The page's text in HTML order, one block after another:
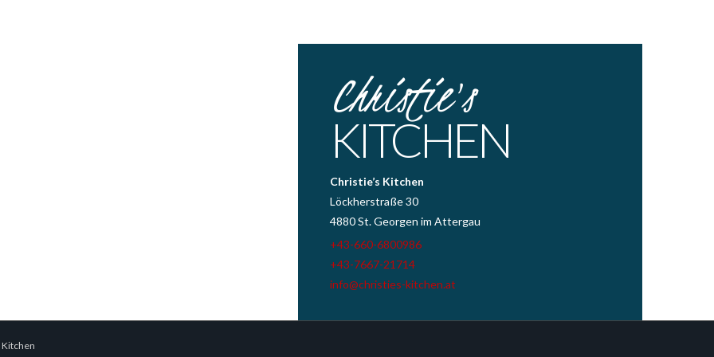
Christie's
KITCHEN
Christie’s Kitchen
Löckherstraße 30
4880 St. Georgen im Attergau
+43-660-6800986
+43-7667-21714
info@christies-kitchen.at